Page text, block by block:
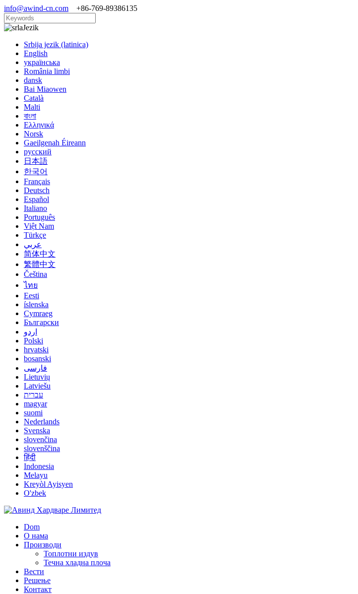
info@awind-cn.com +86-769-89386135
Jezik
Srbija jezik (latinica)
English
українська
România limbi
dansk
Bai Miaowen
Català
Malti
বাংলা
Ελληνικά
Norsk
Gaeilgenah Éireann
русский
日本語
한국어
Français
Deutsch
Español
Italiano
Português
Việt Nam
Türkçe
عربي
简体中文
繁體中文
Čeština
ไทย
Eesti
íslenska
Cymraeg
Български
اردو
Polski
hrvatski
bosanski
فارسی
Lietuvių
Latviešu
עברית
magyar
suomi
Nederlands
Svenska
slovenčina
slovenščina
हिंदी
Indonesia
Melayu
Kreyòl Ayisyen
O'zbek
Dom
О нама
Производи
Топлотни издув
Течна хладна плоча
Вести
Решење
Контакт